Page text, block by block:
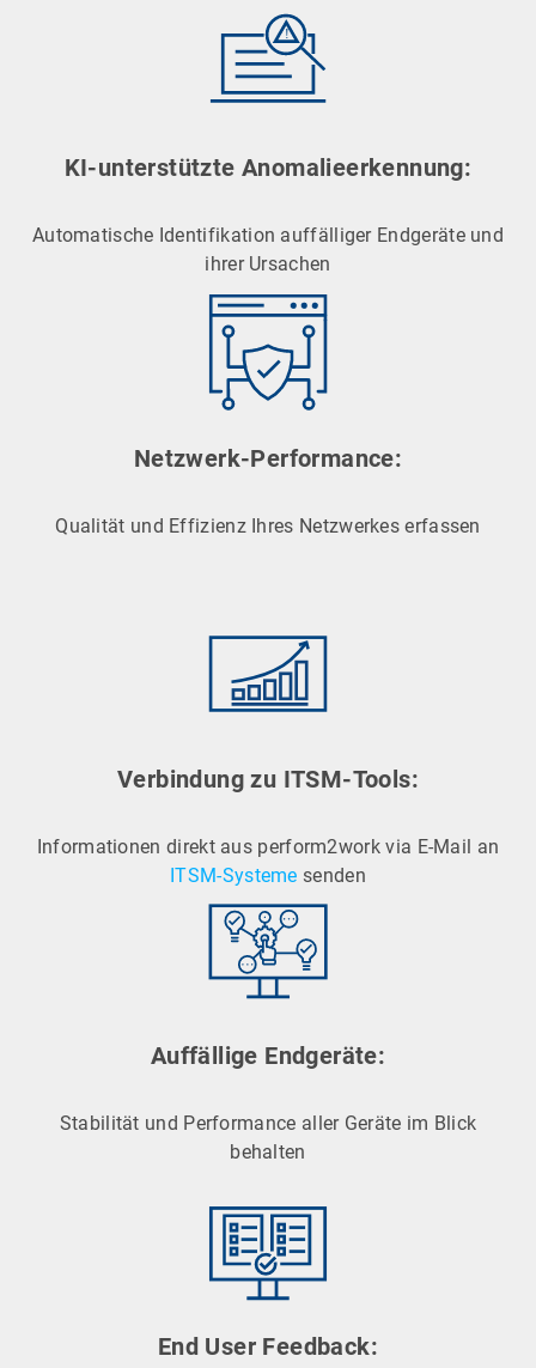
KI-unterstützte Anomalieerkennung:
Automatische Identifikation auffälliger Endgeräte und
ihrer Ursachen
Netzwerk-Performance:
Qualität und Effizienz Ihres Netzwerkes erfassen
Verbindung zu ITSM-Tools:
Informationen direkt aus perform2work via E-Mail an
ITSM-Systeme senden
Auffällige Endgeräte:
Stabilität und Performance aller Geräte im Blick
behalten
End User Feedback: